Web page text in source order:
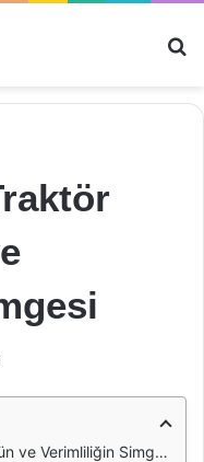
Verimliliğin Simgesi